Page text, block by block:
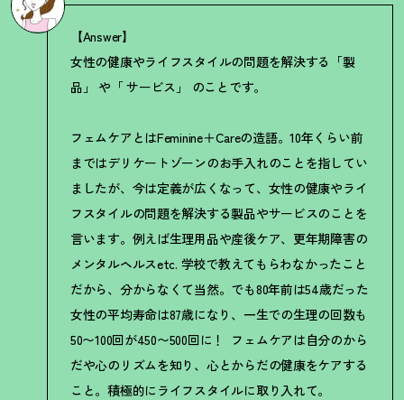
【Answer】
女性の健康やライフスタイルの問題を解決する「製
品」 や「 サービス」 のことです。
フェムケアとはFeminine＋Careの造語。10年くらい前
まではデリケートゾーンのお手入れのことを指してい
ましたが、今は定義が広くなって、女性の健康やライ
フスタイルの問題を解決する製品やサービスのことを
言います。例えば生理用品や産後ケア、更年期障害の
メンタルヘルスetc. 学校で教えてもらわなかったこと
だから、分からなくて当然。でも80年前は54歳だった
女性の平均寿命は87歳になり、一生での生理の回数も
50〜100回が450〜500回に ！
フェムケアは自分のから
だや心のリズムを知り、心とからだの健康をケアする
こと。積極的にライフスタイルに取り入れて。